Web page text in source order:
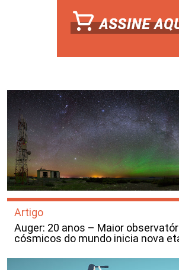
Artigo
Auger: 20 anos – Maior
cósmicos do mundo inicia nova